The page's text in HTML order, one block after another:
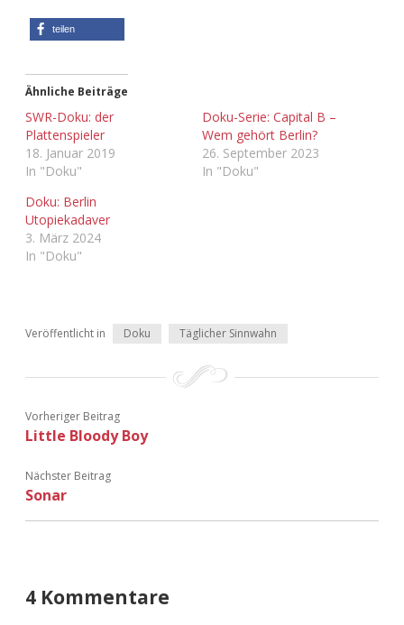
Adventskalender 2021
Adventskalender 2022
teilen
Ähnliche Beiträge
SWR-Doku: der
Plattenspieler
18. Januar 2019
In "Doku"
Doku-Serie: Capital B –
Wem gehört Berlin?
26. September 2023
In "Doku"
Doku: Berlin
Utopiekadaver
3. März 2024
In "Doku"
Veröffentlicht in Doku Täglicher Sinnwahn
Vorheriger Beitrag
Little Bloody Boy
Nächster Beitrag
Sonar
4 Kommentare